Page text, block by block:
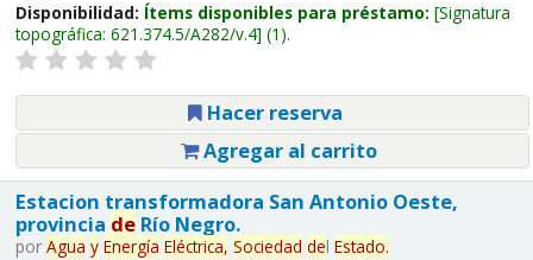
Disponibilidad: Ítems disponibles para préstamo: Signatura
topográfica: 621.374.5/A282/v.4 (1).
Hacer reserva
Agregar al carrito
Estacion transformadora San Antonio Oeste,
provincia deRío Negro.
por Agua y Energía Eléctrica, Sociedad del Estado.